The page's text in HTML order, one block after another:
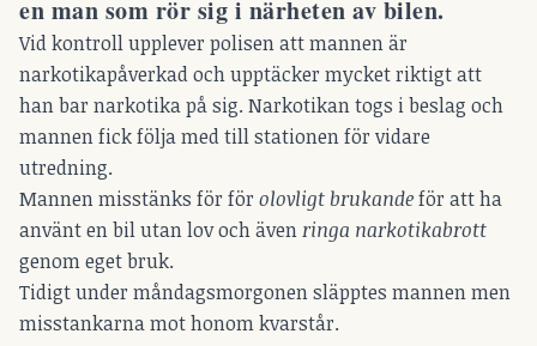
en man som rör sig i närheten av bilen.
Vid kontroll upplever polisen att mannen är
narkotikapåverkad och upptäcker mycket riktigt att
han bar narkotika på sig. Narkotikan togs i beslag och
mannen fick följa med till stationen för vidare
utredning.
Mannen misstänks för för olovligt brukandeför att ha
använt en bil utan lov och ävenringa narkotikabrott
genom eget bruk.
Tidigt under måndagsmorgonen släpptes mannen men
misstankarna mot honom kvarstår.